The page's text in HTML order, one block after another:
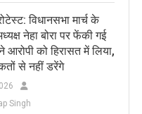
विधानसभा मार्च के
नेहा बोरा पर फेंकी गई
आरोपी को हिरासत में लिया,
से नहीं डरेंगे
Singh